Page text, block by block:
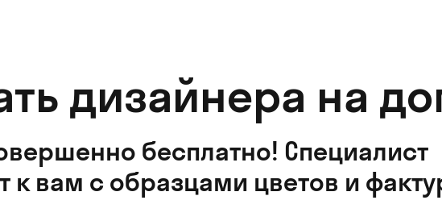
дизайнера на
бесплатно! Специалист
к вам с образцами цветов и